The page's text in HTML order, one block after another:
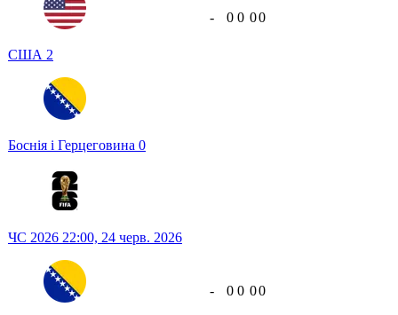
США 2
Боснія і Герцеговина 0
- 0 0 00
ЧС 2026 22:00, 24 черв. 2026
- 0 0 00